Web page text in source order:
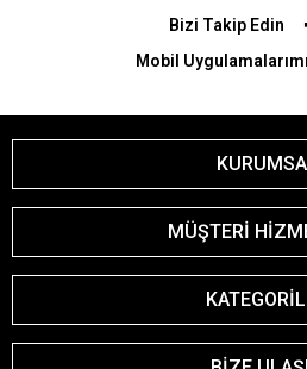
Bizi Takip Edin
Mobil
MÜŞTERİ